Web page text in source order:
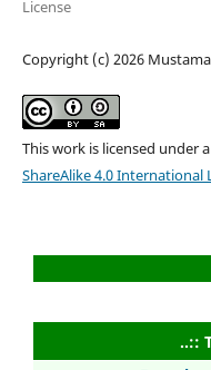
License
Copyright (c) 2026
This work is licensed under a
ShareAlike 4.0 International
..::